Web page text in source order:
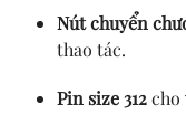
Nút chuyển
thao tác.
Pin size 312cho